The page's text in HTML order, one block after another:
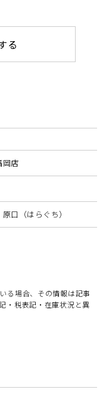
る
岡店
口（はらぐち）
る場合、その情報は記事
・税表記・在庫状況と異